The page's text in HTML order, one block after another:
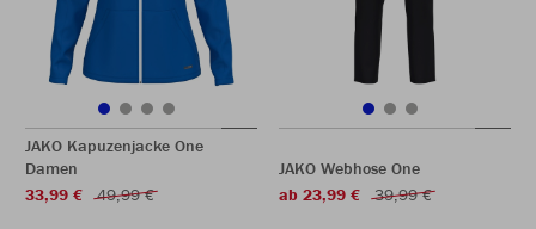
JAKO Kapuzenjacke One
Damen
33,99 €
49,99 €
JAKO Webhose One
ab 23,99 €
39,99 €